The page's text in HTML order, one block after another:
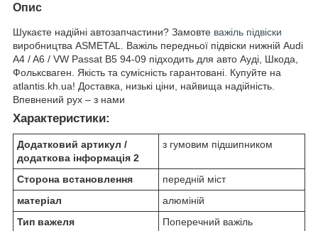
Опис
Шукаєте надійні автозапчастини? Замовте важіль підвіски
виробництва ASMETAL. Важіль передньої підвіски нижній Audi
A4 / A6 / VW Passat B5 94-09 підходить для авто Ауді, Шкода,
Фольксваген. Якість та сумісність гарантовані. Купуйте на
atlantis.kh.ua! Доставка, низькі ціни, найвища надійність.
Впевнений рух – з нами
Характеристики:
Додатковий артикул /
додаткова інформація 2
з гумовим підшипником
Сторона встановлення
передній міст
матеріал
алюміній
Тип важеля
Поперечний важіль